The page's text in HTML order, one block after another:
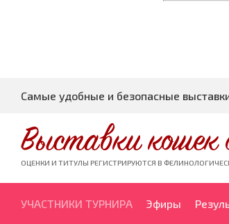
Самые удобные и безопасные
Выставки кошек
ОЦЕНКИ И ТИТУЛЫ РЕГИСТРИРУЮТСЯ В
УЧАСТНИКИ ТУРНИРА Эфиры